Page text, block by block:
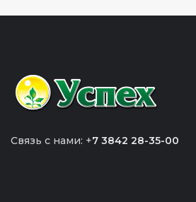
Связь с нами: +7 3842 28-35-00